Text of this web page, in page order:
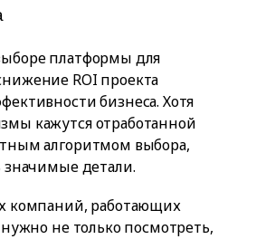
платформы для
ROI проекта
бизнеса. Хотя
кажутся отработанной
алгоритмом выбора,
значимые детали.
компаний, работающих
не только посмотреть,